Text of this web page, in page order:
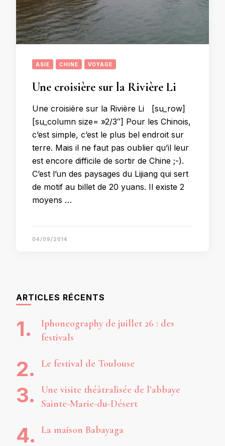
ASIE CHINE VOYAGE
Une croisière sur la Rivière Li
Une croisière sur la Rivière Li [su_row]
[su_column size= »2/3″] Pour les Chinois,
c’est simple, c’est le plus bel endroit sur
terre. Mais il ne faut pas oublier qu’il leur
est encore difficile de sortir de Chine ;-).
C’est l’un des paysages du Lijiang qui sert
de motif au billet de 20 yuans. Il existe 2
moyens …
04/09/2014
ARTICLES RÉCENTS
Iphoneography de juillet 26 : des
festivals
Le festival de Toulouse
Une visite théâtralisée de l’abbaye
Sainte-Marie-du-Désert
La maison Babayaga